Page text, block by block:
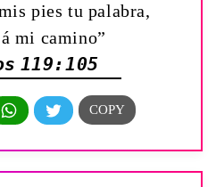
pies tu palabra,
mi camino”
119:105